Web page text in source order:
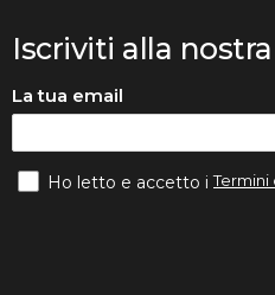
Iscriviti alla
La tua email
Ho letto e accetto iTermini